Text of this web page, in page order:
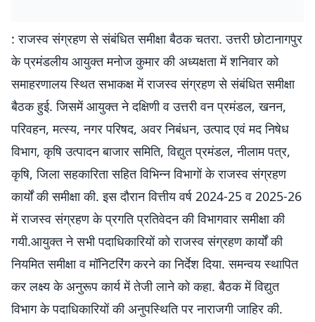
: राजस्व संग्रहण से संबंधित समीक्षा बैठक चतरा. उत्तरी छोटानागपुर
के प्रमंडलीय आयुक्त मनोज कुमार की अध्यक्षता में शनिवार को
समाहरणालय स्थित सभाकक्ष में राजस्व संग्रहण से संबंधित समीक्षा
बैठक हुई. जिसमें आयुक्त ने दक्षिणी व उत्तरी वन प्रमंडल, खनन,
परिवहन, मत्स्य, नगर परिषद, अवर निबंधन, उत्पाद एवं मद निषेध
विभाग, कृषि उत्पादन बाजार समिति, विद्युत प्रमंडल, नीलाम पत्र,
कृषि, जिला सहकारिता सहित विभिन्न विभागों के राजस्व संग्रहण
कार्यों की समीक्षा की. इस दौरान वित्तीय वर्ष 2024-25 व 2025-26
में राजस्व संग्रहण के प्रगति प्रतिवेदन की विभागवार समीक्षा की
गयी.आयुक्त ने सभी पदाधिकारियों को राजस्व संग्रहण कार्यों की
नियमित समीक्षा व मॉनिटरिंग करने का निर्देश दिया. समन्वय स्थापित
कर लक्ष्य के अनुरूप कार्य में तेजी लाने को कहा. बैठक में विद्युत
विभाग के पदाधिकारियों की अनुपस्थिति पर नाराजगी जाहिर की.